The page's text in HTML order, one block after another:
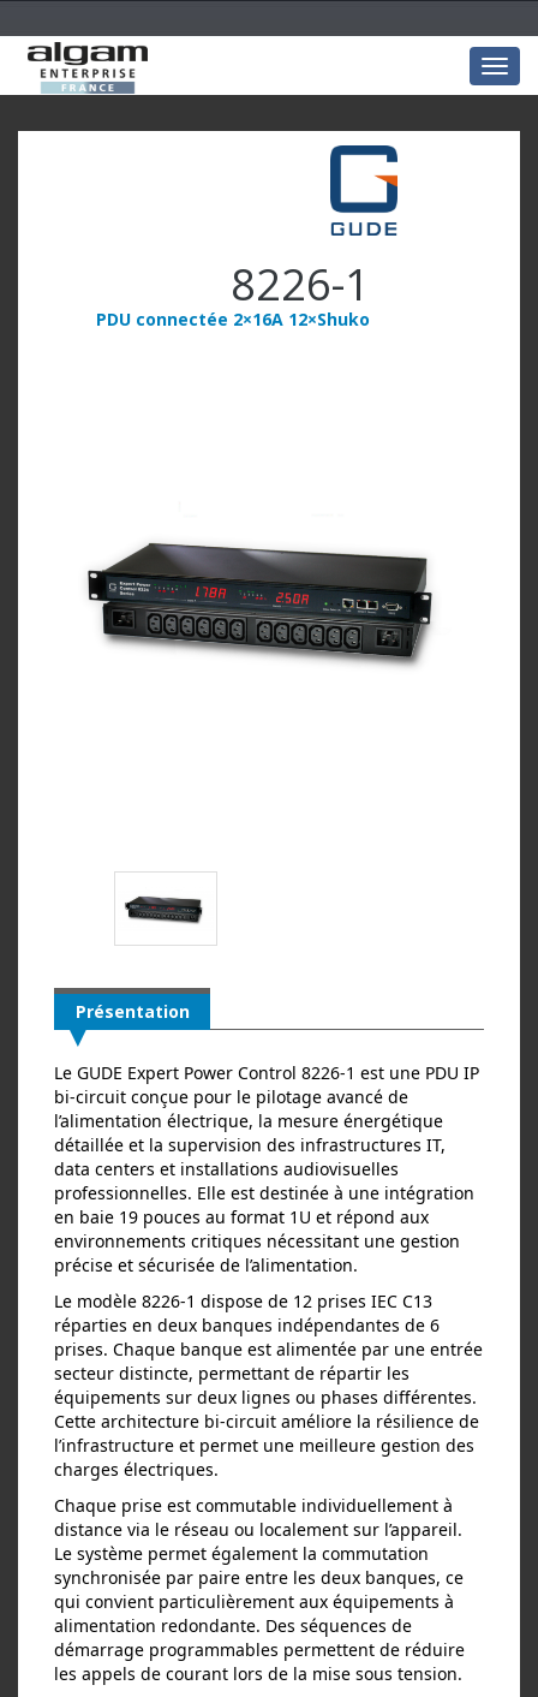
8226-1
PDU connectée 2×16A 12×Shuko
Présentation
Le GUDE Expert Power Control 8226‑1 est une PDU IP
bi‑circuit conçue pour le pilotage avancé de
l’alimentation électrique, la mesure énergétique
détaillée et la supervision des infrastructures IT,
data centers et installations audiovisuelles
professionnelles. Elle est destinée à une intégration
en baie 19 pouces au format 1U et répond aux
environnements critiques nécessitant une gestion
précise et sécurisée de l’alimentation.
Le modèle 8226‑1 dispose de 12 prises IEC C13
réparties en deux banques indépendantes de 6
prises. Chaque banque est alimentée par une entrée
secteur distincte, permettant de répartir les
équipements sur deux lignes ou phases différentes.
Cette architecture bi‑circuit améliore la résilience de
l’infrastructure et permet une meilleure gestion des
charges électriques.
Chaque prise est commutable individuellement à
distance via le réseau ou localement sur l’appareil.
Le système permet également la commutation
synchronisée par paire entre les deux banques, ce
qui convient particulièrement aux équipements à
alimentation redondante. Des séquences de
démarrage programmables permettent de réduire
les appels de courant lors de la mise sous tension.